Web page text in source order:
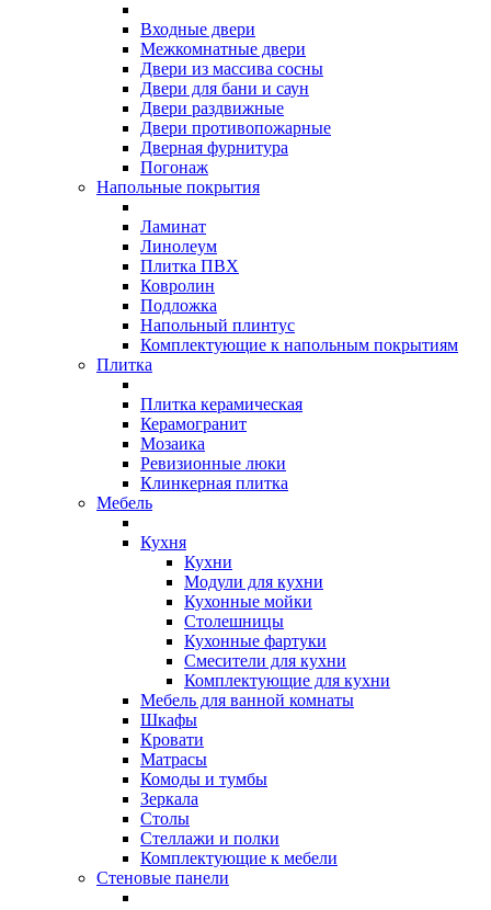
Входные двери
Межкомнатные двери
Двери из массива сосны
Двери для бани и саун
Двери раздвижные
Двери противопожарные
Дверная фурнитура
Погонаж
Напольные покрытия
Ламинат
Линолеум
Плитка ПВХ
Ковролин
Подложка
Напольный плинтус
Комплектующие к напольным покрытиям
Плитка
Плитка керамическая
Керамогранит
Мозаика
Ревизионные люки
Клинкерная плитка
Мебель
Кухня
Кухни
Модули для кухни
Кухонные мойки
Столешницы
Кухонные фартуки
Смесители для кухни
Комплектующие для кухни
Мебель для ванной комнаты
Шкафы
Кровати
Матрасы
Комоды и тумбы
Зеркала
Столы
Стеллажи и полки
Комплектующие к мебели
Стеновые панели